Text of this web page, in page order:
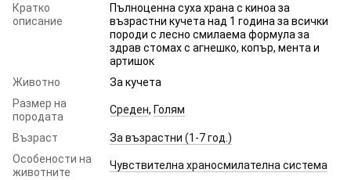
Кратко
описание
Пълноценна суха храна с киноа за
възрастни кучета над 1 година за всички
породи с лесно смилаема формула за
здрав стомах с агнешко, копър, мента и
артишок
Животно
За кучета
Размер на
породата
Среден, Голям
Възраст
За възрастни (1-7 год.)
Особености на
животните
Чувствителна храносмилателна система